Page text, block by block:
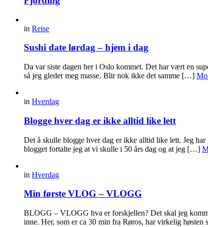
in Reise
Sushi date lørdag – hjem i dag
Da var siste dagen her i Oslo kommet. Det har vært en
så jeg gleder meg masse. Blir nok ikke det samme […]
in Hverdag
Blogge hver dag er ikke alltid like lett
Det å skulle blogge hver dag er ikke alltid like lett. Jeg
blogget fortalte jeg at vi skulle i 50 års dag og at jeg […]
in Hverdag
Min første VLOG – VLOGG
BLOGG – VLOGG hva er forskjellen? Det skal jeg
inne. Her, som er ca 30 min fra Røros, har virkelig